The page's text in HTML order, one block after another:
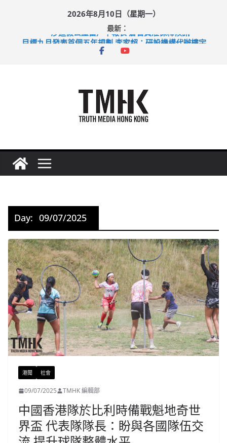
2026年8月10日（星期一）
最新：
涉造假公屋富戶申報表 倉管員准保釋候訊
Day: 09/07/2025
港聞 社會
09/07/2025 TMHK 編輯部
中國香港隊於比利時備戰魁地奇世
界盃 代表隊隊長：盼與各國隊伍交